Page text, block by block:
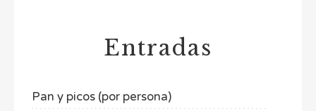
Entradas
Pan y picos (por persona)